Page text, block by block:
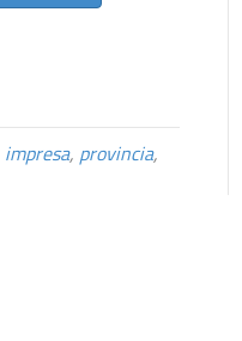
impresa, provincia,